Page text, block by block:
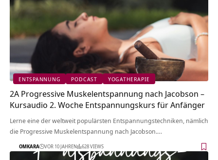
ENTSPANNUNG PODCAST YOGATHERAPIE
2A Progressive Muskelentspannung nach Jacobson –
Kursaudio 2. Woche Entspannungskurs für Anfänger
Lerne eine der weltweit populärsten Entspannungstechniken, nämlich
die Progressive Muskelentspannung nach Jacobson.…
OMKARA VOR 10 JAHREN 628 VIEWS